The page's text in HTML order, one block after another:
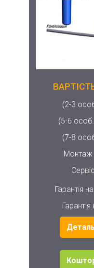
(2-3
(5-6
(7-8
Монтаж
Гарантія